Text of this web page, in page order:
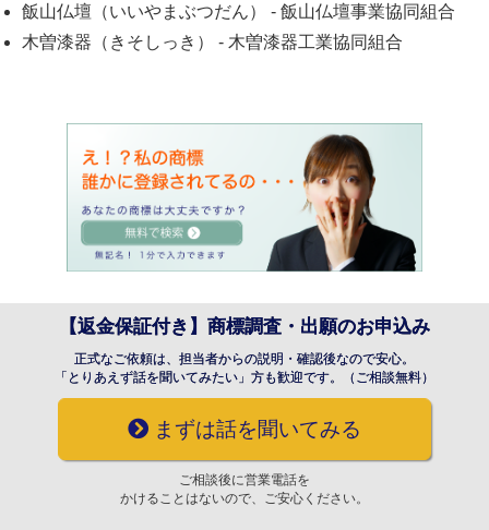
飯山仏壇（いいやまぶつだん）
- 飯山仏壇事業協同組合
木曽漆器（きそしっき）
- 木曽漆器工業協同組合
【返金保証付き】商標調査・出願のお申込み
正式なご依頼は、担当者からの説明・確認後なので安心。
「とりあえず話を聞いてみたい」方も歓迎です。（ご相談無料）
まずは話を聞いてみる
ご相談後に営業電話を
かけることはないので、ご安心ください。